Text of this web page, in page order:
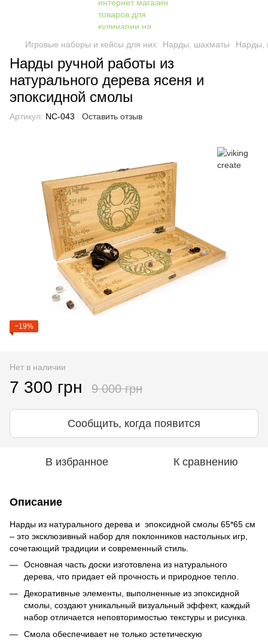
Игровые наборы и кейсы для них Нарды, шахматы Нарды,
Нарды ручной работы из
натурального дерева ясеня и
эпоксидной смолы
Артикул: NC-043 Оставить отзыв
−19%
Нет в наличии
7 300 грн 9 000 грн
Сообщить, когда появится
В избранное К сравнению
Описание
Нарды из натурального дерева и эпоксидной смолы 65*65 см
– это эксклюзивный набор для поклонников настольных игр,
сочетающий традиции и современный стиль.
Основная часть доски изготовлена ​​из натурального
дерева, что придает ей прочность и природное тепло.
Декоративные элементы, выполненные из эпоксидной
смолы, создают уникальный визуальный эффект, каждый
набор отличается неповторимостью текстуры и рисунка.
Смола обеспечивает не только эстетическую